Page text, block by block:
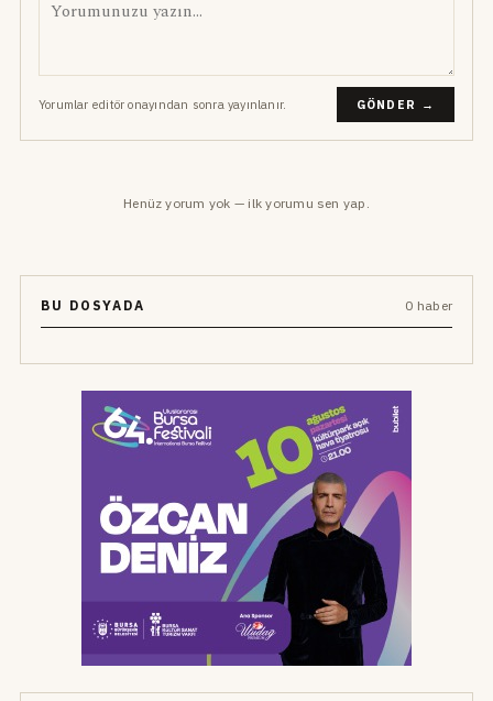
Yorumlar editör onayından sonra yayınlanır. GÖNDER →
Henüz yorum yok — ilk yorumu sen yap.
BU DOSYADA 0 haber